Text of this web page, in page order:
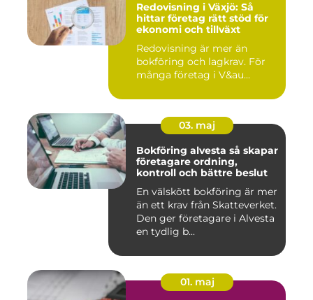
Redovisning i Växjö: Så
hittar företag rätt stöd för
ekonomi och tillväxt
Redovisning är mer än
bokföring och lagkrav. För
många företag i V&au...
03. maj
Bokföring alvesta så skapar
företagare ordning,
kontroll och bättre beslut
En välskött bokföring är mer
än ett krav från Skatteverket.
Den ger företagare i Alvesta
en tydlig b...
01. maj